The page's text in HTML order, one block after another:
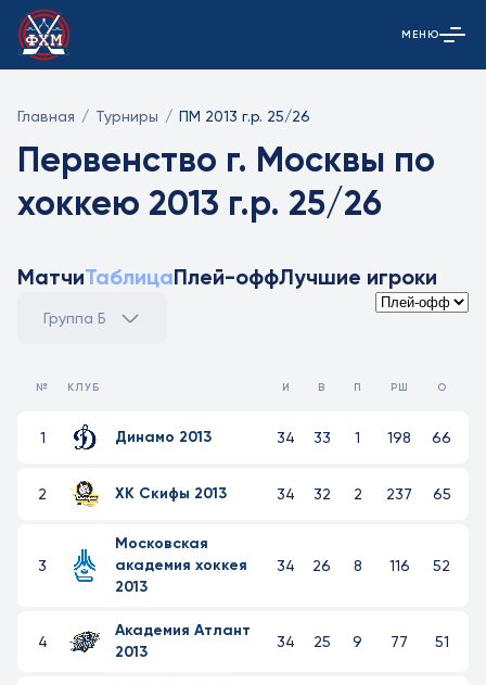
Открыть
МЕНЮ
Главная / Турниры / ПМ 2013 г.р. 25/26
Первенство г. Москвы по
хоккею 2013 г.р. 25/26
МатчиТаблицаПлей-оффЛучшие игроки
Группа Б
№ КЛУБ И В П РШ О
1 Динамо 2013 34 33 1 198 66
2 ХК Скифы 2013 34 32 2 237 65
3
Московская
академия хоккея
2013
34 26 8 116 52
4
Академия Атлант
2013
34 25 9 77 51